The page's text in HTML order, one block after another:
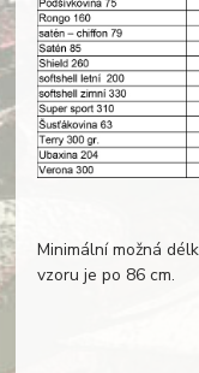
Minimální možná
vzoru je po 86 cm.